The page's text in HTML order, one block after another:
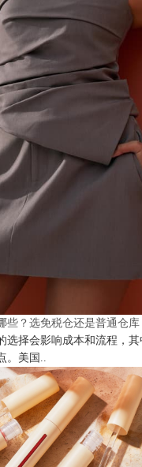
些？选免税仓还是普通仓库
选择会影响成本和流程，其
。美国..